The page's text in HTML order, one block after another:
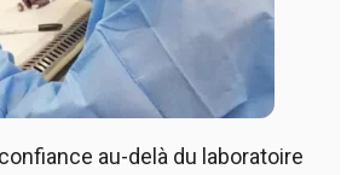
au-delà du laboratoire